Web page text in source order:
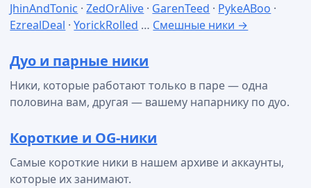
JhinAndTonic ·ZedOrAlive · GarenTeed · PykeABoo ·
EzrealDeal ·YorickRolled … Смешные ники →
Дуо и парные ники
Ники, которые работают только в паре — одна
половина вам, другая — вашему напарнику по дуо.
Короткие и OG-ники
Самые короткие ники в нашем архиве и аккаунты,
которые их занимают.